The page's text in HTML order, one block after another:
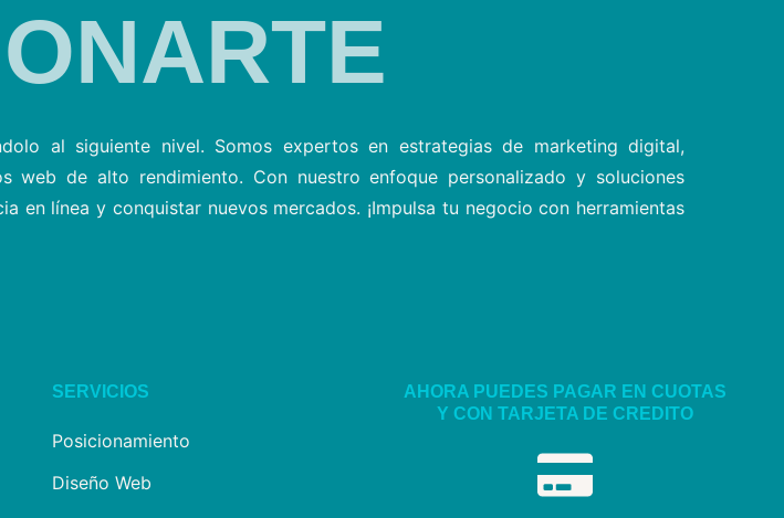
al siguiente nivel. Somos expertos en estrategias de marketing digital,
de alto rendimiento. Con nuestro enfoque personalizado y soluciones
en línea y conquistar nuevos mercados. ¡Impulsa tu negocio con herramientas
SERVICIOS
Posicionamiento
Diseño Web
AHORA PUEDES PAGAR EN CUOTAS
Y CON TARJETA DE CREDITO